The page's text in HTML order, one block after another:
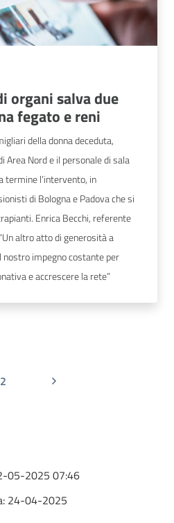
organi salva due
fegato e reni
della donna deceduta,
Area Nord e il personale di sala
termine l’intervento, in
di Bologna e Padova che si
Enrica Becchi, referente
altro atto di generosità a
nostro impegno costante per
e accrescere la rete”
2
05-2025 07:46
24-04-2025